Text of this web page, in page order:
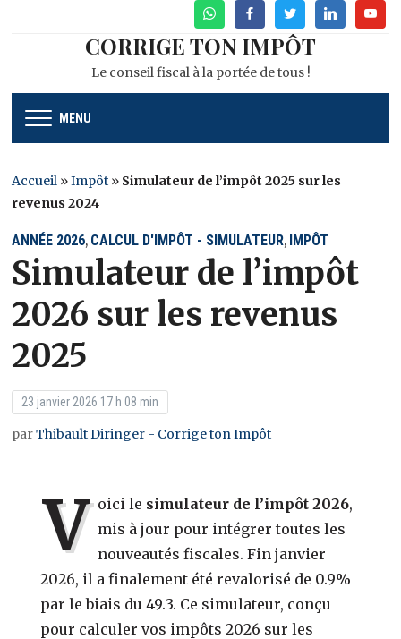
WhatsAppFacebookTwitterLinkedin
CORRIGE TON IMPÔT
Le conseil fiscal à la portée de tous !
MENU
Accueil »Impôt » Simulateur de l’impôt 2025 sur les
revenus 2024
ANNÉE 2026, CALCUL D'IMPÔT - SIMULATEUR, IMPÔT
Simulateur de l’impôt
2026 sur les revenus
2025
23 janvier 2026 17 h 08 min
parThibault Diringer - Corrige ton Impôt
V oici le simulateur de l’impôt 2026,
mis à jour pour intégrer toutes les
nouveautés fiscales. Fin janvier
2026, il a finalement été revalorisé de 0.9%
par le biais du 49.3. Ce simulateur, conçu
pour calculer vos impôts 2026 sur les